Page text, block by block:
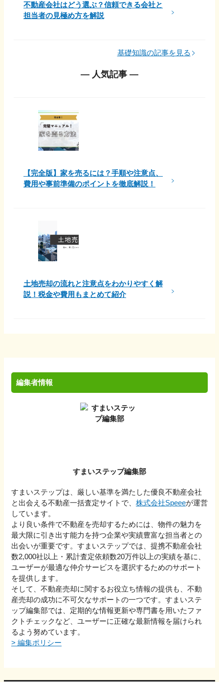
不動産会社はどう選ぶ？信頼できる会社と
担当者の見極め方を解説
基礎知識の記事を見る
― 人気記事 ―
【完全版】家を売るには？手順や注意点、
費用や事前準備のポイントを徹底解説！
土地売却の流れと注意点をわかりやすく解
説！税金や費用もまとめて紹介
編集者情報
すまいステップ編集部
すまいステップは、厳しい基準を満たした優良不動産会社
と出会える不動産一括査定サイトで、 株式会社Speeeが運営
しています。
より良い条件で不動産を売却するためには、物件の魅力を
最大限に引き出す能力を持つ企業や実績豊富な担当者との
出会いが重要です。すまいステップでは、提携不動産会社
数2,000社以上・累計査定依頼数20万件以上の実績を基に、
ユーザーが最適な仲介サービスを選択するためのサポート
を提供します。
そして、不動産売却に関するお役立ち情報の提供も、不動
産売却の成功に不可欠なサポートの一つです。すまいステ
ップ編集部では、定期的な情報更新や専門書を用いたファ
クトチェックなど、ユーザーに正確な最新情報を届けられ
るよう努めています。
> 編集ポリシー